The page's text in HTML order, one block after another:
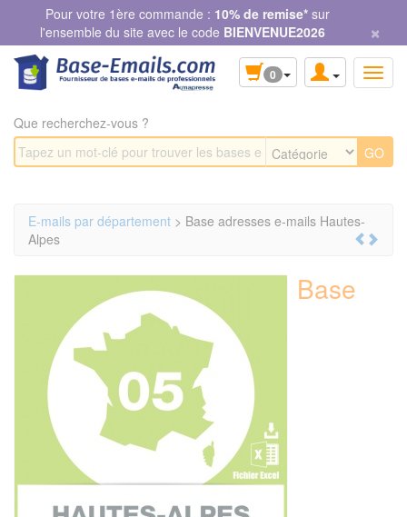
Pour votre 1ère commande : 10% de remise* sur
l'ensemble du site avec le code BIENVENUE2026 ×
0
Que recherchez-vous ?
E-mails par département > Base adresses e-mails Hautes-
Alpes
Base
Panneau de gestion des cookies